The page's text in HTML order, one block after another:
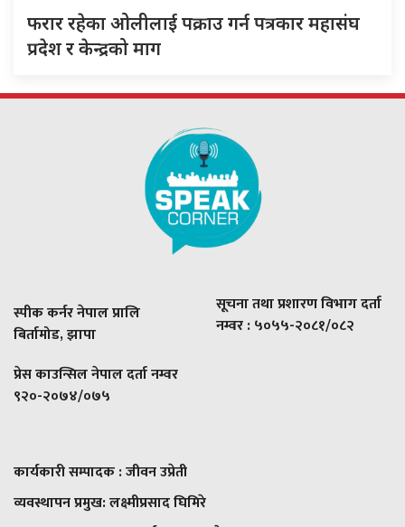
फरार रहेका ओलीलाई पक्राउ गर्न पत्रकार महासंघ
प्रदेश र केन्द्रको माग
स्पीक कर्नर नेपाल प्रालि
बिर्तामोड, झापा
प्रेस काउन्सिल नेपाल दर्ता नम्वर
९२०-२०७४/०७५
सूचना तथा प्रशारण विभाग दर्ता
नम्वर : ५०५५-२०८१/०८२
कार्यकारी सम्पादक : जीवन उप्रेती
व्यवस्थापन प्रमुख:लक्ष्मीप्रसाद घिमिरे